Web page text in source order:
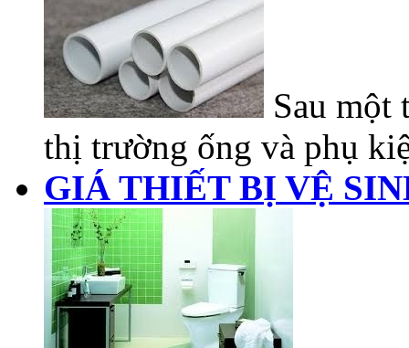
Sau một
thị trường ống và phụ
GIÁ THIẾT BỊ VỆ